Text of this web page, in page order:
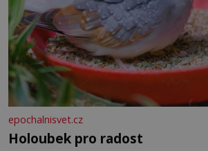
epochalnisvet.cz
Holoubek pro radost